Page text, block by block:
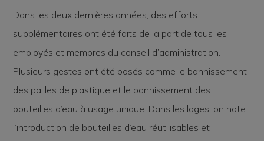
Dans les deux dernières années, des efforts
supplémentaires ont été faits de la part de tous les
employés et membres du conseil d’administration.
Plusieurs gestes ont été posés comme le bannissement
des pailles de plastique et le bannissement des
bouteilles d’eau à usage unique. Dans les loges, on note
l’introduction de bouteilles d’eau réutilisables et